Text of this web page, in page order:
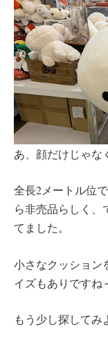
あ、顔だけじゃな
全長2メートル位
ら非売品らしく、
てました。
小さなクッション
イズもありですね
もう少し探して